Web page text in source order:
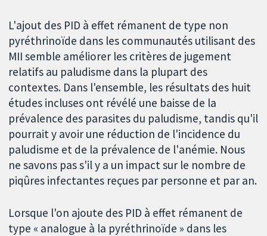
L'ajout des PID à effet rémanent de type non
pyréthrinoïde dans les communautés utilisant des
MII semble améliorer les critères de jugement
relatifs au paludisme dans la plupart des
contextes. Dans l'ensemble, les résultats des huit
études incluses ont révélé une baisse de la
prévalence des parasites du paludisme, tandis qu'il
pourrait y avoir une réduction de l'incidence du
paludisme et de la prévalence de l'anémie. Nous
ne savons pas s'il y a un impact sur le nombre de
piqûres infectantes reçues par personne et par an.
Lorsque l'on ajoute des PID à effet rémanent de
type « analogue à la pyréthrinoïde » dans les